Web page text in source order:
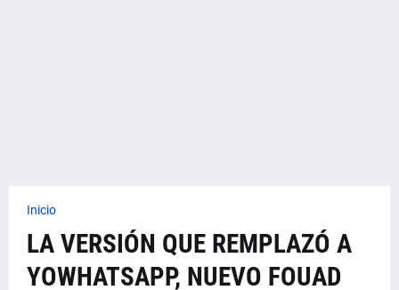
Inicio
LA VERSIÓN QUE REMPLAZÓ A
YOWHATSAPP, NUEVO FOUAD